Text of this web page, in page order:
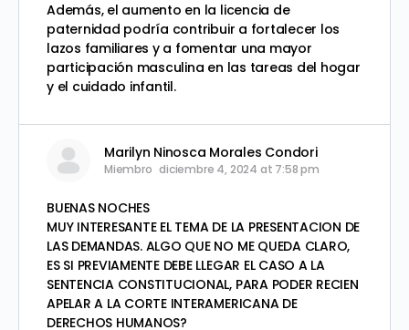
Además, el aumento en la licencia de
paternidad podría contribuir a fortalecer los
lazos familiares y a fomentar una mayor
participación masculina en las tareas del hogar
y el cuidado infantil.
Marilyn Ninosca Morales Condori
Miembro diciembre 4, 2024 at 7:58 pm
BUENAS NOCHES
MUY INTERESANTE EL TEMA DE LA PRESENTACION DE
LAS DEMANDAS. ALGO QUE NO ME QUEDA CLARO,
ES SI PREVIAMENTE DEBE LLEGAR EL CASO A LA
SENTENCIA CONSTITUCIONAL, PARA PODER RECIEN
APELAR A LA CORTE INTERAMERICANA DE
DERECHOS HUMANOS?